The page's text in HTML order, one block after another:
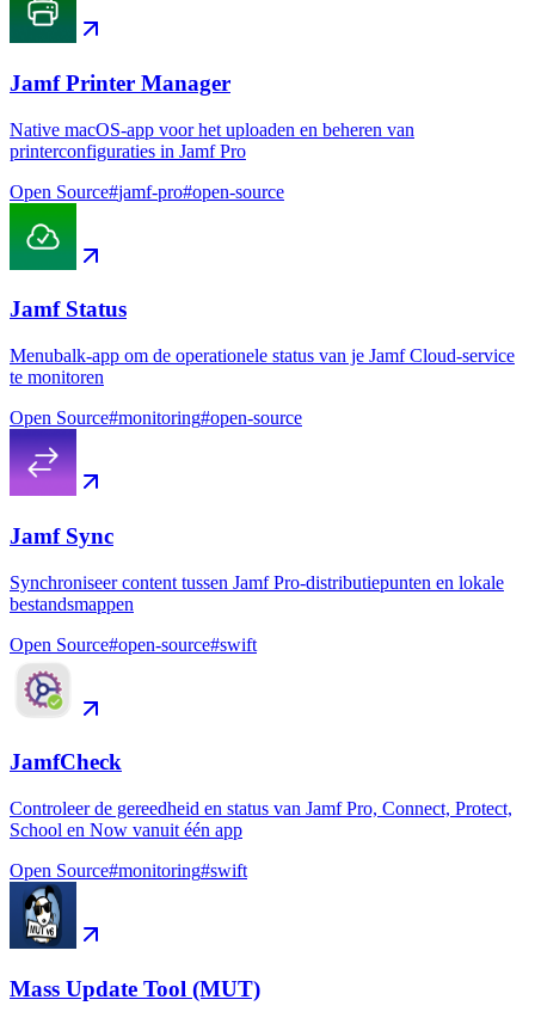
Jamf Printer Manager
Native macOS-app voor het uploaden en beheren van
printerconfiguraties in Jamf Pro
Open Source#jamf-pro#open-source
Jamf Status
Menubalk-app om de operationele status van je Jamf Cloud-service
te monitoren
Open Source#monitoring#open-source
Jamf Sync
Synchroniseer content tussen Jamf Pro-distributiepunten en lokale
bestandsmappen
Open Source#open-source#swift
JamfCheck
Controleer de gereedheid en status van Jamf Pro, Connect, Protect,
School en Now vanuit één app
Open Source#monitoring#swift
Mass Update Tool (MUT)